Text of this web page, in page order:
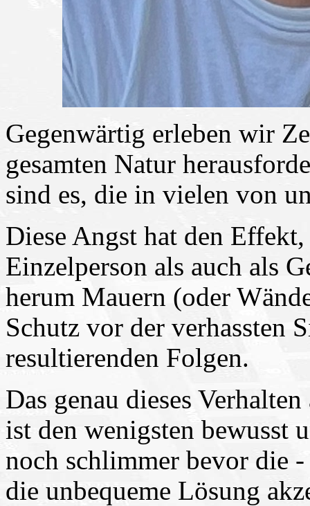
Gegenwärtig erleben wir
gesamten Natur
sind es, die in vielen von
Diese Angst hat den
Einzelperson als auch als
herum Mauern (oder
Schutz vor der verhassten
resultierenden Folgen.
Das genau dieses
ist den wenigsten bewusst
noch schlimmer bevor die
die unbequeme Lösung